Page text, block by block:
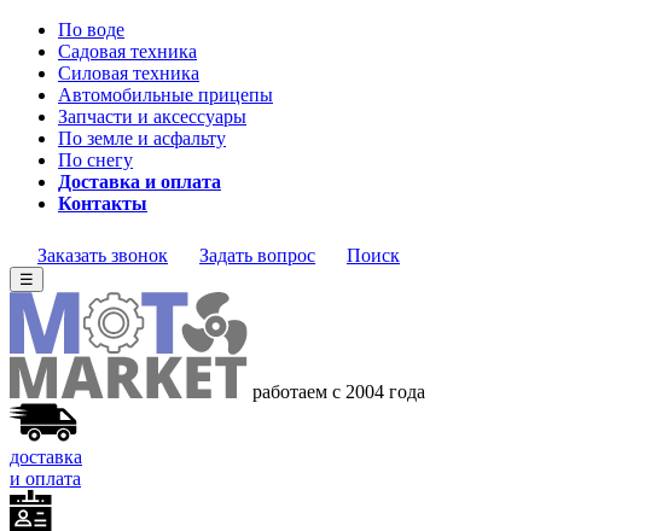
По воде
Садовая техника
Силовая техника
Автомобильные прицепы
Запчасти и аксессуары
По земле и асфальту
По снегу
Доставка и оплата
Контакты
Заказать звонок Задать вопрос Поиск
☰
работаем с 2004 года
доставка
и оплата